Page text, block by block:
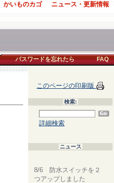
かいものカゴ ニュース・更新情報
パスワードを忘れたら FAQ
このページの印刷版
検索:
詳細検索
ニュース
8/6 防水スイッチを２
つアップしました